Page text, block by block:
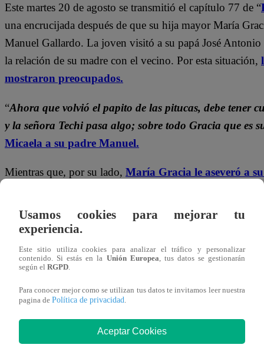
Este martes 20 de agosto se transmitió el capítulo 77 de “
una encrucijada después de que su hija mayor María
Manuel Gallardo. La joven visitó a su papá José
la relación de su madre con el vecino. Por esta situación,
mostraron preocupados.
“Ahora que volvió el papito de las pitucas, debe tener
y la señora Techi pasa algo; sobre todo Gracia que es
Micaela a su padre Manuel.
Mientras que, por su lado, María Gracia le aseveró a
viendo a distancia. Mi papá sabe de Manuel
Además,Franco intentó arreglar las cosas con
Usamos cookies para mejorar tu
experiencia.
Este sitio utiliza cookies para analizar el tráfico y personalizar
contenido. Si estás en la Unión Europea, tus datos se gestionarán
según el RGPD.
Para conocer mejor como se utilizan tus datos te invitamos leer nuestra
pagina de Política de privacidad.
Aceptar Cookies